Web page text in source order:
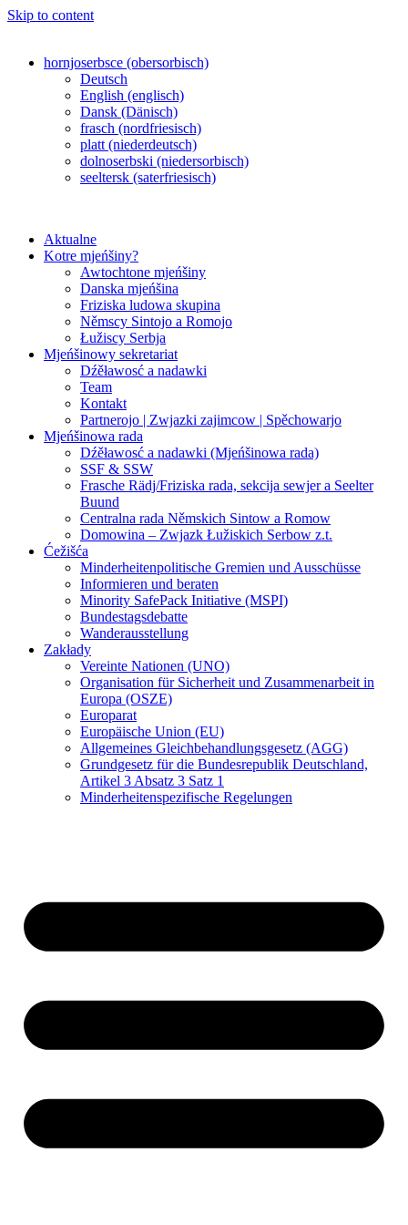
Skip to content
hornjoserbsce (obersorbisch)
Deutsch
English (englisch)
Dansk (Dänisch)
frasch (nordfriesisch)
platt (niederdeutsch)
dolnoserbski (niedersorbisch)
seeltersk (saterfriesisch)
Aktualne
Kotre mjeńšiny?
Awtochtone mjeńšiny
Danska mjeńšina
Friziska ludowa skupina
Němscy Sintojo a Romojo
Łužiscy Serbja
Mjeńšinowy sekretariat
Dźěławosć a nadawki
Team
Kontakt
Partnerojo | Zwjazki zajimcow | Spěchowarjo
Mjeńšinowa rada
Dźěławosć a nadawki (Mjeńšinowa rada)
SSF & SSW
Frasche Rädj/Friziska rada, sekcija sewjer a Seelter
Buund
Centralna rada Němskich Sintow a Romow
Domowina – Zwjazk Łužiskich Serbow z.t.
Ćežišća
Minderheitenpolitische Gremien und Ausschüsse
Informieren und beraten
Minority SafePack Initiative (MSPI)
Bundestagsdebatte
Wanderausstellung
Zakłady
Vereinte Nationen (UNO)
Organisation für Sicherheit und Zusammenarbeit in
Europa (OSZE)
Europarat
Europäische Union (EU)
Allgemeines Gleichbehandlungsgesetz (AGG)
Grundgesetz für die Bundesrepublik Deutschland,
Artikel 3 Absatz 3 Satz 1
Minderheitenspezifische Regelungen